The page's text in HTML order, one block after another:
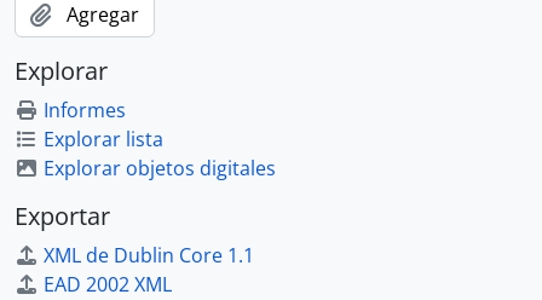
Agregar
Explorar
Informes
Explorar lista
Explorar objetos digitales
Exportar
XML de Dublin Core 1.1
EAD 2002 XML